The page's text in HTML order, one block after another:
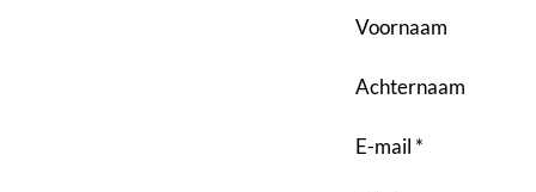
Voornaam
Achternaam
E-mail *